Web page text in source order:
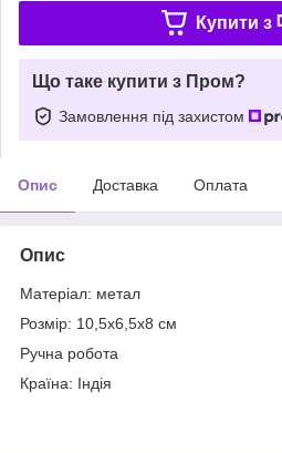
Купити з
Що таке купити з Пром?
Замовлення під захистом
Опис Доставка Оплата
Опис
Матеріал: метал
Розмір: 10,5х6,5х8 см
Ручна робота
Країна: Індія